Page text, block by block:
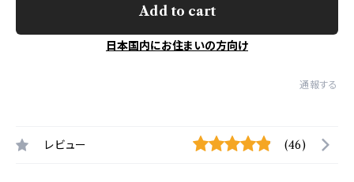
Add to cart
日本国内にお住まいの方向け
通報する
レビュー (46)